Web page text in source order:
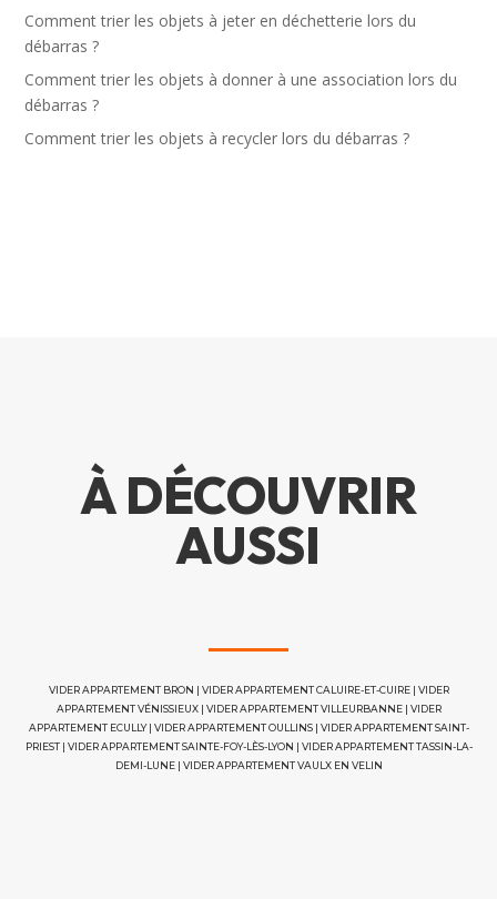
Comment trier les objets à jeter en déchetterie lors du
débarras ?
Comment trier les objets à donner à une association lors du
débarras ?
Comment trier les objets à recycler lors du débarras ?
À DÉCOUVRIR
AUSSI
VIDER APPARTEMENT BRON VIDER APPARTEMENT CALUIRE-ET-CUIRE| VIDER
APPARTEMENT VÉNISSIEUX| VIDER APPARTEMENT VILLEURBANNE| VIDER
APPARTEMENT ECULLY| VIDER APPARTEMENT OULLINS| VIDER APPARTEMENT SAINT-
PRIEST| VIDER APPARTEMENT SAINTE-FOY-LÈS-LYON
VIDER APPARTEMENT TASSIN-LA-
DEMI-LUNE| VIDER APPARTEMENT VAULX EN VELIN